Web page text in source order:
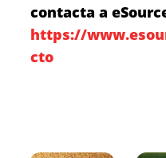
contacta a
https://
cto